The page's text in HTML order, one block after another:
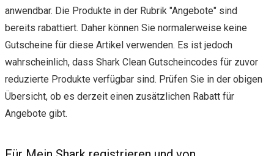
anwendbar. Die Produkte in der Rubrik "Angebote" sind
bereits rabattiert. Daher können Sie normalerweise keine
Gutscheine für diese Artikel verwenden. Es ist jedoch
wahrscheinlich, dass Shark Clean Gutscheincodes für zuvor
reduzierte Produkte verfügbar sind. Prüfen Sie in der obigen
Übersicht, ob es derzeit einen zusätzlichen Rabatt für
Angebote gibt.